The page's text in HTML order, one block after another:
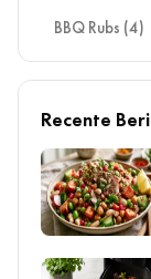
BBQ Rubs (4)
Recente